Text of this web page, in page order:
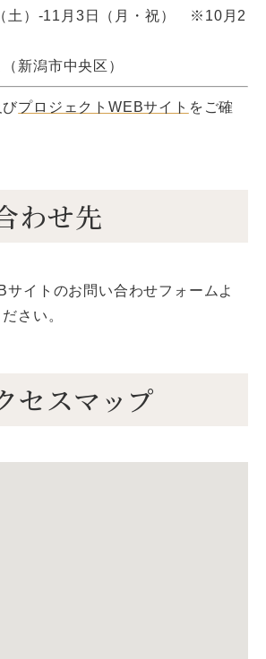
土）-11月3日（月・祝） ※10月2
新潟市中央区）
プロジェクトWEBサイト をご確
わせ先
サイトのお問い合わせフォームよ
さい。
セスマップ